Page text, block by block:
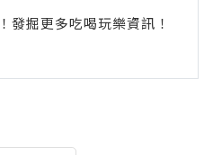
掘更多吃喝玩樂資訊！